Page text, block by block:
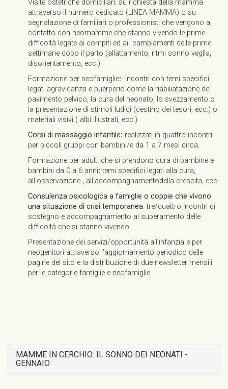
Visite ostetriche domiciliari: su richiesta della mamma
attraverso il numero dedicato (LINEA MAMMA) o su
segnalazione di familiari o professionisti che vengono a
contatto con neomamme che stanno vivendo le prime
difficoltà legate ai compiti ed ai cambiamenti delle prime
settimane dopo il parto (allattamento, ritmi sonno veglia,
disorientamento, ecc.)
Formazione per neofamiglie: Incontri con temi specifici
legati agravidanza e puerperio come la riabiliatazione del
pavimento pelvico, la cura del neonato, lo svezzamento o
la presentazione di stimoli ludici (cestino dei tesori, ecc.) o
materiali visivi ( albi illustrati, ecc.)
Corsi di massaggio infantile: realizzati in quattro incontri
per piccoli gruppi con bambini/e da 1 a 7 mesi circa.
Formazione per adulti che si prendono cura di bambine e
bambini da 0 a 6 anni: temi specifici legati alla cura,
all'osservazione , all'accompagnamentodella crescita, ecc.
Consulenza psicologica a famiglie o coppie che vivono
una situazione di crisi temporanea: tre/quattro incontri di
sostegno e accompagnamento al superamento delle
difficoltà che si stanno vivendo.
Presentazione dei servizi/opportunità all'infanzia e per
neogenitori attraverso l'aggiornamento periodico delle
pagine del sito e la distribuzione di due newsletter mensili
per le categorie famiglie e neofamiglie
MAMME IN CERCHIO: IL SONNO DEI NEONATI -
GENNAIO